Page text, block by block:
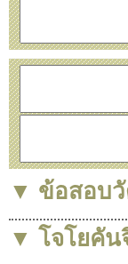
▼ ข้อสอบวั
▼ โจโยคัน